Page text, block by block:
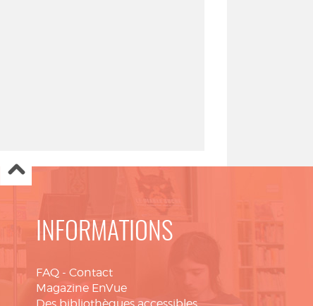
INFORMATIONS
FAQ - Contact
Magazine EnVue